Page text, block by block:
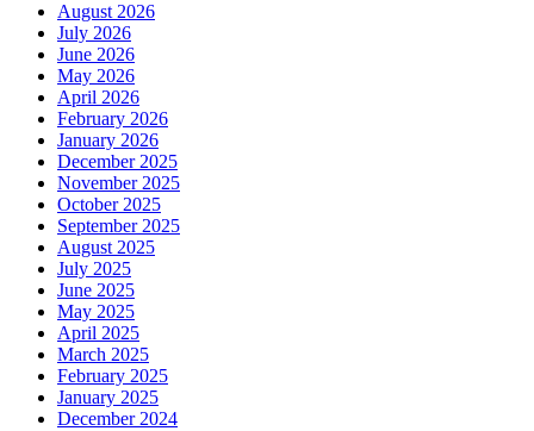
August 2026
July 2026
June 2026
May 2026
April 2026
February 2026
January 2026
December 2025
November 2025
October 2025
September 2025
August 2025
July 2025
June 2025
May 2025
April 2025
March 2025
February 2025
January 2025
December 2024